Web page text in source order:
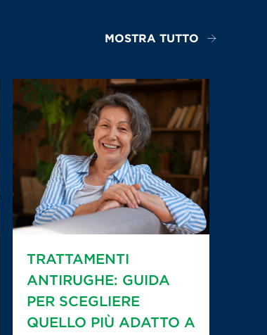
MOSTRA TUTTO
TRATTAMENTI
ANTIRUGHE: GUIDA
PER SCEGLIERE
QUELLO PIÙ ADATTO A